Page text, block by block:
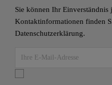
Sie können Ihr Einverständnis
Kontaktinformationen finden
Datenschutzerklärung.